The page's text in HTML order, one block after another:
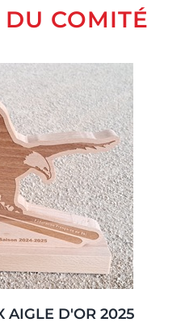
DU COMITÉ
AIGLE D'OR 2025